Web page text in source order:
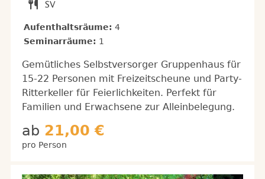
Aufenthaltsräume: 4
Seminarräume: 1
Gemütliches Selbstversorger Gruppenhaus für
15-22 Personen mit Freizeitscheune und Party-
Ritterkeller für Feierlichkeiten. Perfekt für
Familien und Erwachsene zur Alleinbelegung.
ab 21,00 €
pro Person